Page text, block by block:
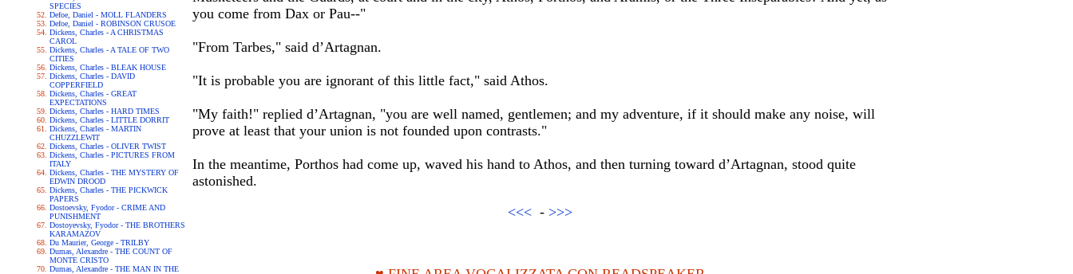
SPECIES
Defoe, Daniel - MOLL FLANDERS
Defoe, Daniel - ROBINSON CRUSOE
Dickens, Charles - A CHRISTMAS
CAROL
Dickens, Charles - A TALE OF TWO
CITIES
Dickens, Charles - BLEAK HOUSE
Dickens, Charles - DAVID
COPPERFIELD
Dickens, Charles - GREAT
EXPECTATIONS
Dickens, Charles - HARD TIMES
Dickens, Charles - LITTLE DORRIT
Dickens, Charles - MARTIN
CHUZZLEWIT
Dickens, Charles - OLIVER TWIST
Dickens, Charles - PICTURES FROM
ITALY
Dickens, Charles - THE MYSTERY OF
EDWIN DROOD
Dickens, Charles - THE PICKWICK
PAPERS
Dostoevsky, Fyodor - CRIME AND
PUNISHMENT
Dostoyevsky, Fyodor - THE BROTHERS
KARAMAZOV
Du Maurier, George - TRILBY
Dumas, Alexandre - THE COUNT OF
MONTE CRISTO
Dumas, Alexandre - THE MAN IN THE
you come from Dax or Pau--"
"From Tarbes," said d’Artagnan.
"It is probable you are ignorant of this little fact," said Athos.
"My faith!" replied d’Artagnan, "you are well named, gentlemen; and my adventure, if it should make any noise, will
prove at least that your union is not founded upon contrasts."
In the meantime, Porthos had come up, waved his hand to Athos, and then turning toward d’Artagnan, stood quite
astonished.
<<< - >>>